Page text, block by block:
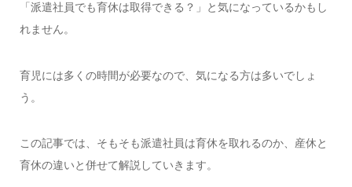
「派遣社員でも育休は取得できる？」と気になっているかもし
れません。
育児には多くの時間が必要なので、気になる方は多いでしょ
う。
この記事では、そもそも派遣社員は育休を取れるのか、産休と
育休の違いと併せて解説していきます。